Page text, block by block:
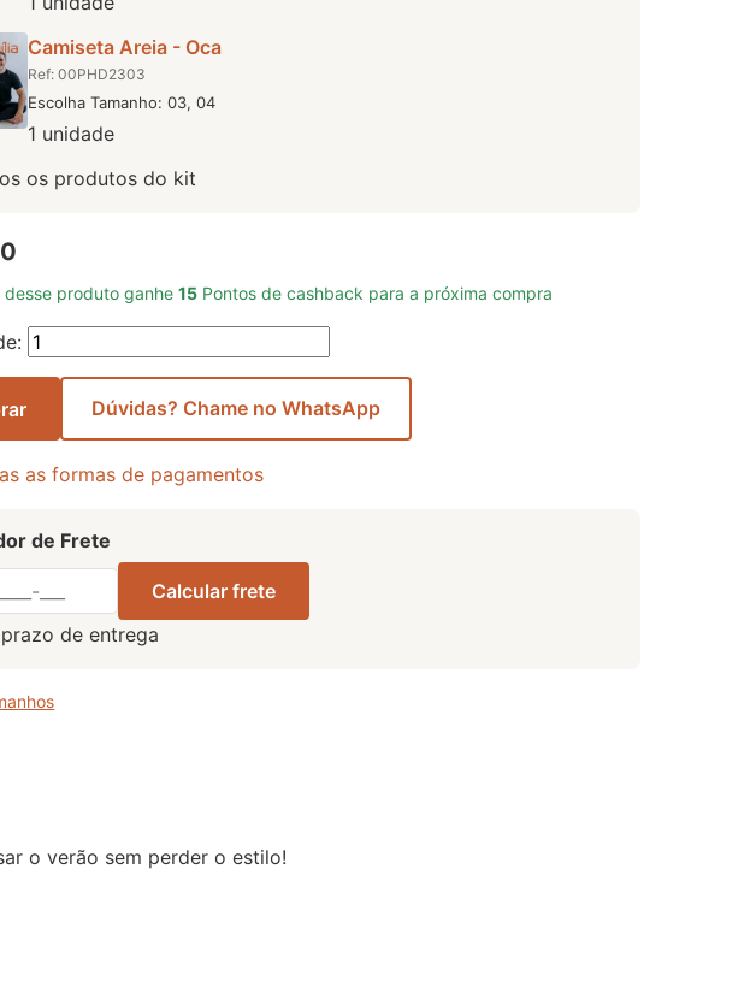
Camiseta Areia - Oca
Ref: 00PHD2303
Escolha Tamanho: 03, 04
1 unidade
os produtos do kit
desse produto ganhe15 Pontos de cashback para a próxima compra
Dúvidas? Chame no WhatsApp
as formas de pagamentos
de Frete
Calcular frete
de entrega
o verão sem perder o estilo!